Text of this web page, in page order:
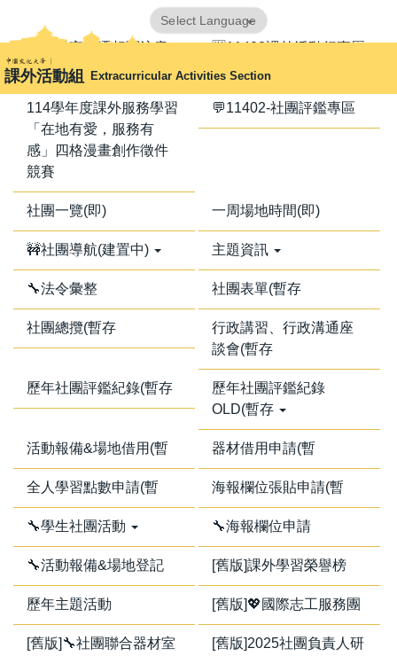
到
主
要
內
課外活動組 Extracurricular Activities Section
Translate
📢器材室搬遷相關注意
事項📢
🈺11402課外活動行事曆
114學年度課外服務學習
「在地有愛，服務有
感」四格漫畫創作徵件
競賽
💬11402-社團評鑑專區
社團一覽(即) 一周場地時間(即)
🚧社團導航(建置中) 主題資訊
🔧法令彙整 社團表單(暫存
社團總攬(暫存
行政講習、行政溝通座
談會(暫存
歷年社團評鑑紀錄(暫存
歷年社團評鑑紀錄
OLD(暫存
活動報備&場地借用(暫 器材借用申請(暫
全人學習點數申請(暫 海報欄位張貼申請(暫
🔧學生社團活動 🔧海報欄位申請
🔧活動報備&場地登記 [舊版]課外學習榮譽榜
歷年主題活動 [舊版]💖國際志工服務團
[舊版]🔧社團聯合器材室
[舊版]2025社團負責人研